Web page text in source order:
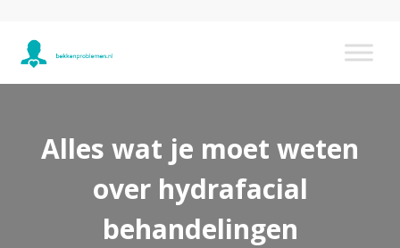
Alles wat je moet weten
over hydrafacial
behandelingen